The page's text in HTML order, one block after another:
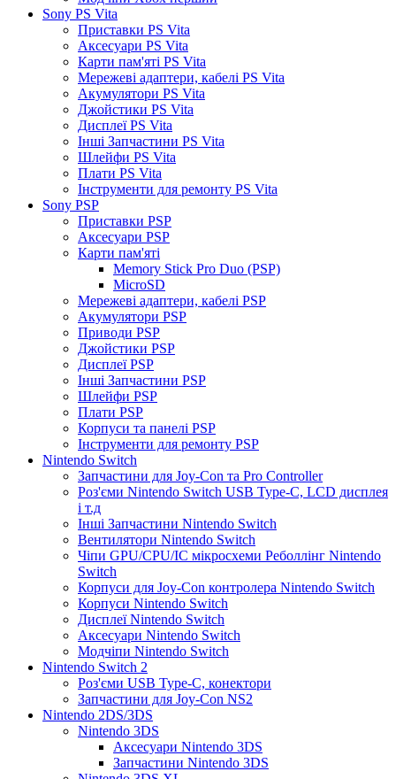
Sony PS Vita
Приставки PS Vita
Аксесуари PS Vita
Карти пам'яті PS Vita
Мережеві адаптери, кабелі PS Vita
Акумулятори PS Vita
Джойстики PS Vita
Дисплеї PS Vita
Інші Запчастини PS Vita
Шлейфи PS Vita
Плати PS Vita
Інструменти для ремонту PS Vita
Sony PSP
Приставки PSP
Аксесуари PSP
Карти пам'яті
Memory Stick Pro Duo (PSP)
MicroSD
Мережеві адаптери, кабелі PSP
Акумулятори PSP
Приводи PSP
Джойстики PSP
Дисплеї PSP
Інші Запчастини PSP
Шлейфи PSP
Плати PSP
Корпуси та панелі PSP
Інструменти для ремонту PSP
Nintendo Switch
Запчастини для Joy-Con та Pro Controller
Роз'єми Nintendo Switch USB Type-C, LCD дисплея
і т.д
Інші Запчастини Nintendo Switch
Вентилятори Nintendo Switch
Чіпи GPU/CPU/IC мікросхеми Реболлінг Nintendo
Switch
Корпуси для Joy-Con контролера Nintendo Switch
Корпуси Nintendo Switch
Дисплеї Nintendo Switch
Аксесуари Nintendo Switch
Модчіпи Nintendo Switch
Nintendo Switch 2
Роз'єми USB Type-C, конектори
Запчастини для Joy-Con NS2
Nintendo 2DS/3DS
Nintendo 3DS
Аксесуари Nintendo 3DS
Запчастини Nintendo 3DS